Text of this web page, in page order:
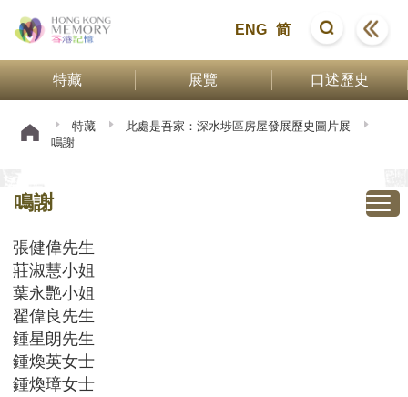
ENG 简
特藏 展覽 口述歷史
特藏
此處是吾家：深水埗區房屋發展歷史圖片展
鳴謝
鳴謝
張健偉先生
莊淑慧小姐
葉永艷小姐
翟偉良先生
鍾星朗先生
鍾煥英女士
鍾煥璋女士